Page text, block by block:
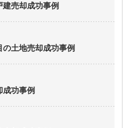
建売却成功事例
の土地売却成功事例
成功事例